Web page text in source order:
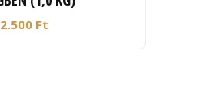
2.500 Ft